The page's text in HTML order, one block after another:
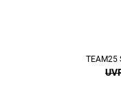
TEAM25